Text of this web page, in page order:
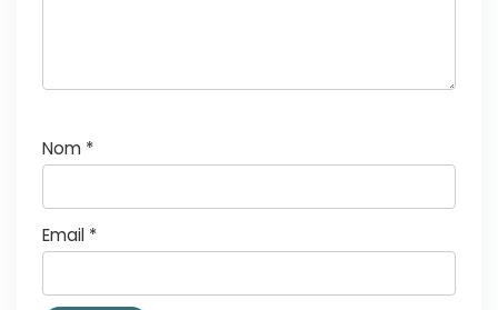
Nom *
Email *